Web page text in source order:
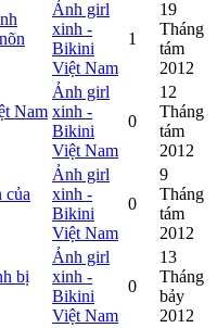
Ảnh girl
xinh -
Bikini
Việt Nam
1
19
Tháng
tám
2012
Nam
Ảnh girl
xinh -
Bikini
Việt Nam
0
12
Tháng
tám
2012
của
Ảnh girl
xinh -
Bikini
Việt Nam
0
9
Tháng
tám
2012
bị
Ảnh girl
xinh -
Bikini
Việt Nam
0
13
Tháng
bảy
2012